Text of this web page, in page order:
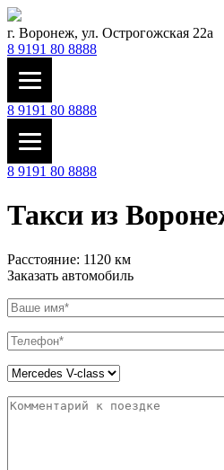
г. Воронеж, ул. Острогожская 22а
8 9191 80 8888
8 9191 80 8888
8 9191 80 8888
Такси из
Расстояние: 1120 км
Заказать автомобиль